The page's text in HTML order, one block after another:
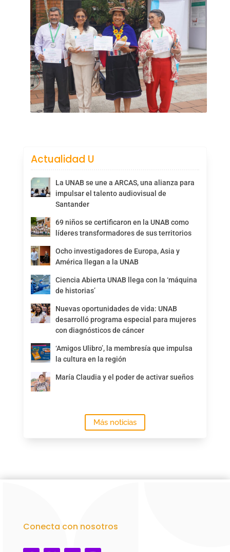
Actualidad U
La UNAB se une a ARCAS, una alianza para
impulsar el talento audiovisual de
Santander
69 niños se certificaron en la UNAB como
líderes transformadores de sus territorios
Ocho investigadores de Europa, Asia y
América llegan a la UNAB
Ciencia Abierta UNAB llega con la ‘máquina
de historias’
Nuevas oportunidades de vida: UNAB
desarrolló programa especial para mujeres
con diagnósticos de cáncer
‘Amigos Ulibro’, la membresía que impulsa
la cultura en la región
María Claudia y el poder de activar sueños
Más noticias
Conecta con nosotros